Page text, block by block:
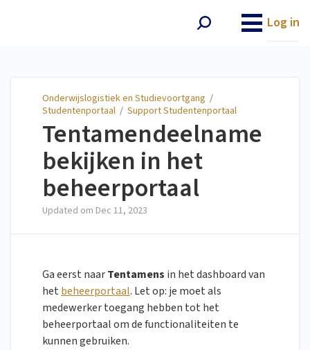
Log in
Onderwijslogistiek en Studievoortgang /
Studentenportaal / Support Studentenportaal
Tentamendeelname
bekijken in het
beheerportaal
Updated om Dec 11, 2023
Ga eerst naarTentamens in het dashboard van
het beheerportaal. Let op: je moet als
medewerker toegang hebben tot het
beheerportaal om de functionaliteiten te
kunnen gebruiken.